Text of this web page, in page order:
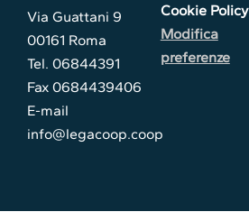
Via Guattani 9
00161 Roma
Tel. 06844391
Fax 0684439406
E-mail
info@legacoop.coop
Cookie Policy
Modifica
preferenze